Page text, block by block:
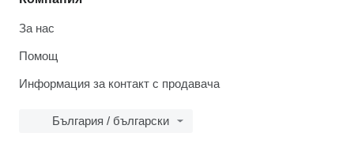
За нас
Помощ
Информация за контакт с продавача
България / български